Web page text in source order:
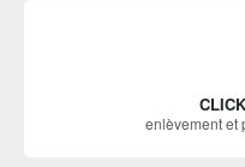
enlèvement et